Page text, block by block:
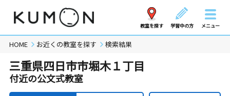
教室を探す 学習中の方 メニュー
HOME お近くの教室を探す 検索結果
三重県四日市市堀木１丁目
付近の公文式教室